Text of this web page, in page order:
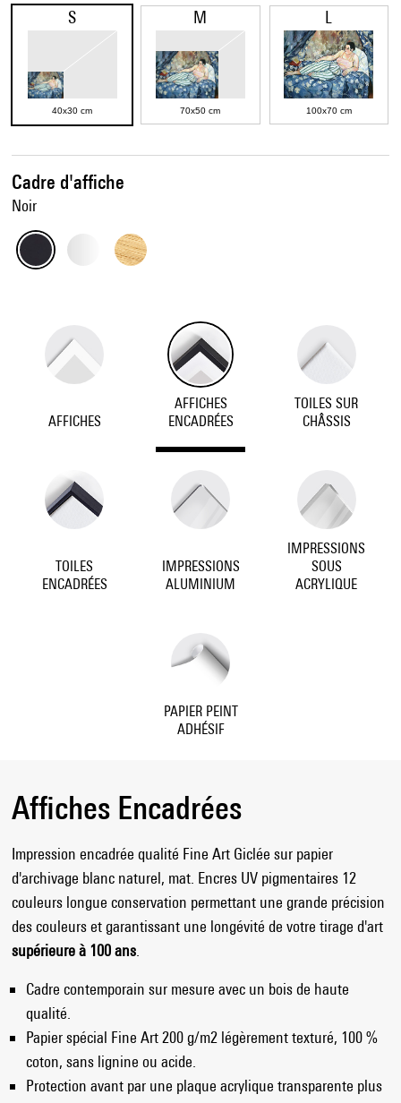
Cadre d'affiche
Noir
S
40x30 cm
M
70x50 cm
L
100x70 cm
AFFICHES
AFFICHES
ENCADRÉES
TOILES SUR
CHÂSSIS
TOILES
ENCADRÉES
IMPRESSIONS
ALUMINIUM
IMPRESSIONS
SOUS
ACRYLIQUE
PAPIER PEINT
ADHÉSIF
Affiches Encadrées
Impression encadrée qualité Fine Art Giclée sur papier
d'archivage blanc naturel, mat. Encres UV pigmentaires 12
couleurs longue conservation permettant une grande précision
des couleurs et garantissant une longévité de votre tirage d'art
supérieure à 100 ans
Cadre contemporain sur mesure avec un bois de haute
qualité.
Papier spécial Fine Art 200 g/m2 légèrement texturé, 100 %
coton, sans lignine ou acide.
Protection avant par une plaque acrylique transparente plus